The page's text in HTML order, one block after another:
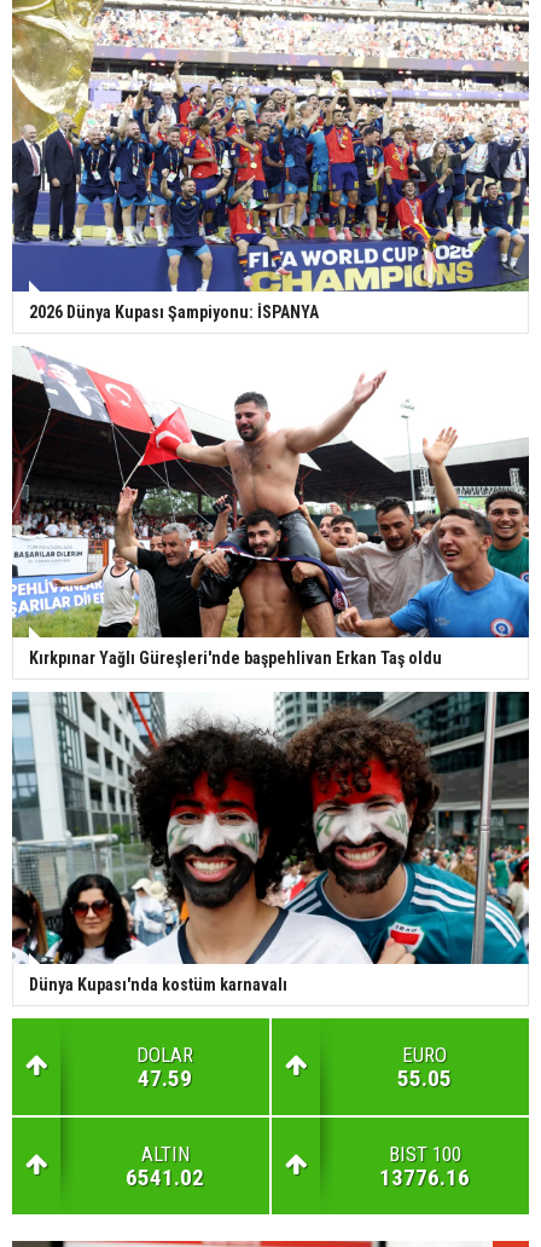
2026 Dünya Kupası Şampiyonu: İSPANYA
Kırkpınar Yağlı Güreşleri'nde başpehlivan Erkan Taş oldu
Dünya Kupası'nda kostüm karnavalı
DOLAR
47.59
EURO
55.05
ALTIN
6541.02
BIST 100
13776.16